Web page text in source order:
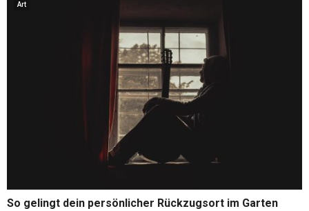
Art
So gelingt dein persönlicher Rückzugsort im Garten